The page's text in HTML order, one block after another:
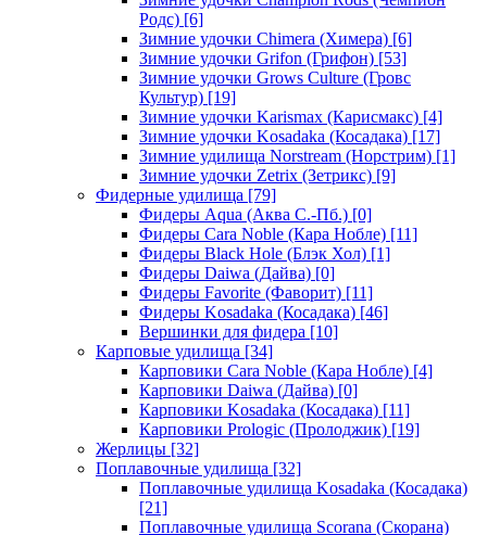
Родс) [6]
Зимние удочки Chimera (Химера) [6]
Зимние удочки Grifon (Грифон) [53]
Зимние удочки Grows Culture (Гровс
Культур) [19]
Зимние удочки Karismax (Карисмакс) [4]
Зимние удочки Kosadaka (Косадака) [17]
Зимние удилища Norstream (Норстрим) [1]
Зимние удочки Zetrix (Зетрикс) [9]
Фидерные удилища [79]
Фидеры Aqua (Аква С.-Пб.) [0]
Фидеры Cara Noble (Кара Нобле) [11]
Фидеры Black Hole (Блэк Хол) [1]
Фидеры Daiwa (Дайва) [0]
Фидеры Favorite (Фаворит) [11]
Фидеры Kosadaka (Косадака) [46]
Вершинки для фидера [10]
Карповые удилища [34]
Карповики Cara Noble (Кара Нобле) [4]
Карповики Daiwa (Дайва) [0]
Карповики Kosadaka (Косадака) [11]
Карповики Prologic (Пролоджик) [19]
Жерлицы [32]
Поплавочные удилища [32]
Поплавочные удилища Kosadaka (Косадака)
[21]
Поплавочные удилища Scorana (Скорана)